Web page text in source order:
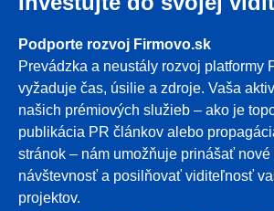
Podporte rozvoj Firmovo.sk
Prevádzka a neustály rozvoj platformy
vyžaduje čas, úsilie a zdroje. Vaša
našich prémiových služieb – ako je
publikácia PR článkov alebo
stránok – nám umožňuje prinášať
návštevnosť a posilňovať viditeľnosť
projektov.